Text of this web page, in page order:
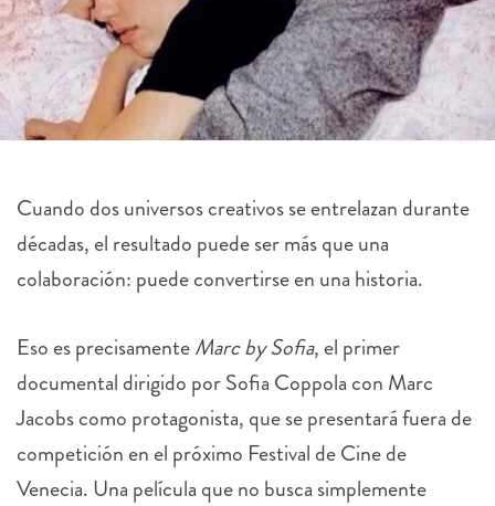
Cuando dos universos creativos se entrelazan durante
décadas, el resultado puede ser más que una
colaboración: puede convertirse en una historia.
Eso es precisamenteMarc by Sofia, el primer
documental dirigido por Sofia Coppola con Marc
Jacobs como protagonista, que se presentará fuera de
competición en el próximo Festival de Cine de
Venecia. Una película que no busca simplemente